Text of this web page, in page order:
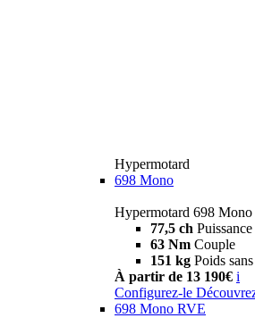
Hypermotard
698 Mono
Hypermotard 698 Mono
77,5 ch Puissance
63 Nm Couple
151 kg Poids
À partir de 13 190€ i
Configurez-le
698 Mono RVE